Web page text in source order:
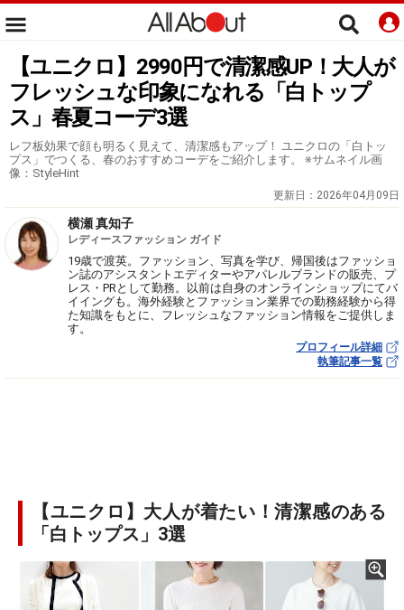
【ユニクロ】2990円で清潔感UP！大人が
フレッシュな印象になれる「白トップ
ス」春夏コーデ3選
レフ板効果で顔も明るく見えて、清潔感もアップ！ ユニクロの「白トッ
プス」でつくる、春のおすすめコーデをご紹介します。 ※サムネイル画
像：StyleHint
更新日： 2026年04月09日
横瀬 真知子
レディースファッション ガイド
19歳で渡英。ファッション、写真を学び、帰国後はファッショ
ン誌のアシスタントエディターやアパレルブランドの販売、プ
レス・PRとして勤務。以前は自身のオンラインショップにてバ
イイングも。海外経験とファッション業界での勤務経験から得
た知識をもとに、フレッシュなファッション情報をご提供しま
す。
プロフィール詳細
執筆記事一覧
【ユニクロ】大人が着たい！清潔感のある
「白トップス」3選